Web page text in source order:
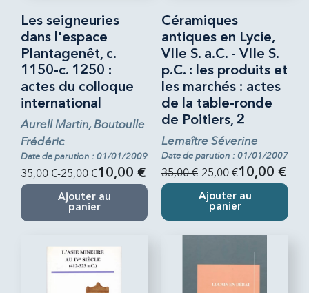
Les seigneuries
dans l'espace
Plantagenêt, c.
1150-c. 1250 :
actes du colloque
international
Aurell Martin, Boutoulle
Frédéric
Date de parution : 01/01/2009
35,00 €-25,00 €10,00 €
Ajouter au
panier
Céramiques
antiques en Lycie,
VIIe S. a.C. - VIIe S.
p.C. : les produits et
les marchés : actes
de la table-ronde
de Poitiers, 2
Lemaître Séverine
Date de parution : 01/01/2007
35,00 €-25,00 €10,00 €
Ajouter au
panier